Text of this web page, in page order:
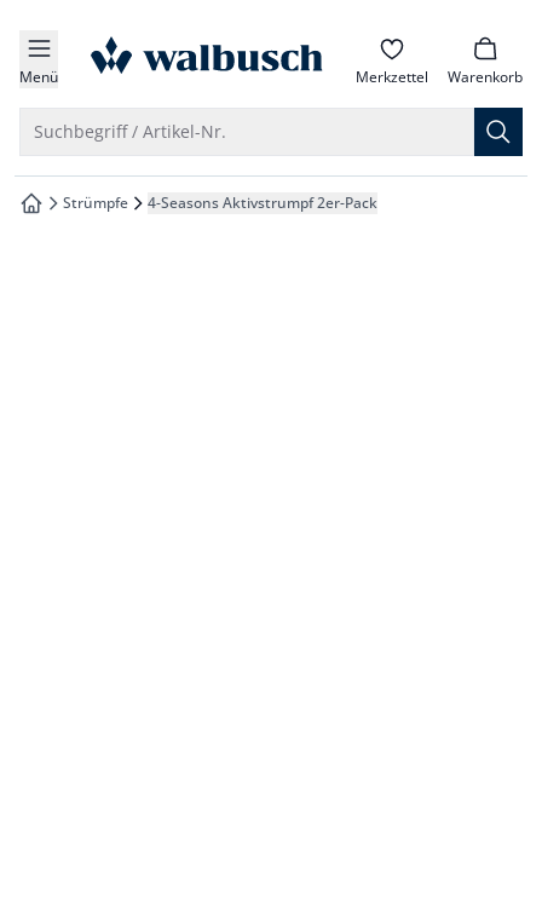
springen
springen
springen
springen
Menü zur Startseite Merkzettel Warenkorb
Suchbegriff / Artikel-Nr.
zur Startseite
Strümpfe 4-Seasons Aktivstrumpf 2er-Pack